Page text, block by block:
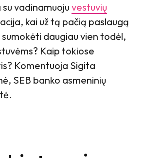
su vadinamuoju vestuvių
kai už tą pačią paslaugą
daugiau vien todėl,
Kaip tokiose
Komentuoja Sigita
SEB banko asmeninių